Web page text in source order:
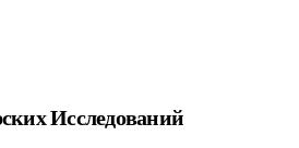
Исследований